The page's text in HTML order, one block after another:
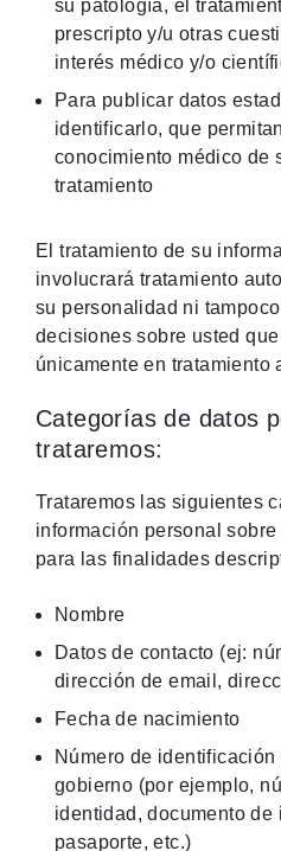
su patología, el
prescripto y/u otras
interés médico y/o
Para publicar datos
identificarlo, que
conocimiento médico de
tratamiento
El tratamiento de su
involucrará tratamiento
su personalidad ni
decisiones sobre usted
únicamente en tratamiento
Categorías de datos
trataremos:
Trataremos las siguientes
información personal
para las finalidades
Nombre
Datos de contacto (ej:
dirección de email,
Fecha de nacimiento
Número de identificación
gobierno (por ejemplo,
identidad, documento de
pasaporte, etc.)